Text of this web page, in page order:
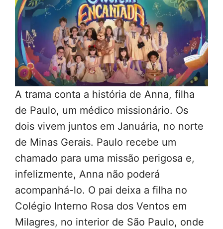
A trama conta a história de Anna, filha
de Paulo, um médico missionário. Os
dois vivem juntos em Januária, no norte
de Minas Gerais. Paulo recebe um
chamado para uma missão perigosa e,
infelizmente, Anna não poderá
acompanhá-lo. O pai deixa a filha no
Colégio Interno Rosa dos Ventos em
Milagres, no interior de São Paulo, onde